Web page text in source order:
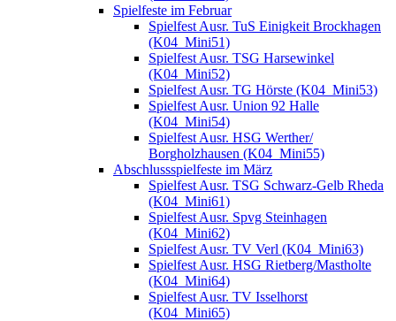
Spielfeste im Februar
Spielfest Ausr. TuS Einigkeit Brockhagen
(K04_Mini51)
Spielfest Ausr. TSG Harsewinkel
(K04_Mini52)
Spielfest Ausr. TG Hörste (K04_Mini53)
Spielfest Ausr. Union 92 Halle
(K04_Mini54)
Spielfest Ausr. HSG Werther/
Borgholzhausen (K04_Mini55)
Abschlussspielfeste im März
Spielfest Ausr. TSG Schwarz-Gelb Rheda
(K04_Mini61)
Spielfest Ausr. Spvg Steinhagen
(K04_Mini62)
Spielfest Ausr. TV Verl (K04_Mini63)
Spielfest Ausr. HSG Rietberg/Mastholte
(K04_Mini64)
Spielfest Ausr. TV Isselhorst
(K04_Mini65)